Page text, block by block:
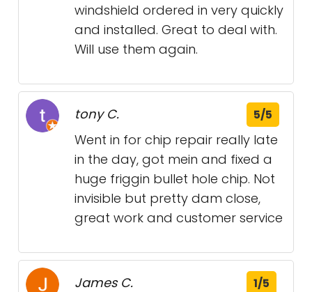
windshield ordered in very quickly
and installed. Great to deal with.
Will use them again.
tony C. 5/5
Went in for chip repair really late
in the day, got mein and fixed a
huge friggin bullet hole chip. Not
invisible but pretty dam close,
great work and customer service
James C. 1/5